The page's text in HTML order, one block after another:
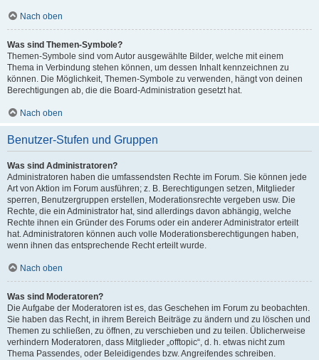
Nach oben
Was sind Themen-Symbole?
Themen-Symbole sind vom Autor ausgewählte Bilder, welche mit einem
Thema in Verbindung stehen können, um dessen Inhalt kennzeichnen zu
können. Die Möglichkeit, Themen-Symbole zu verwenden, hängt von deinen
Berechtigungen ab, die die Board-Administration gesetzt hat.
Nach oben
Benutzer-Stufen und Gruppen
Was sind Administratoren?
Administratoren haben die umfassendsten Rechte im Forum. Sie können jede
Art von Aktion im Forum ausführen; z. B. Berechtigungen setzen, Mitglieder
sperren, Benutzergruppen erstellen, Moderationsrechte vergeben usw. Die
Rechte, die ein Administrator hat, sind allerdings davon abhängig, welche
Rechte ihnen ein Gründer des Forums oder ein anderer Administrator erteilt
hat. Administratoren können auch volle Moderationsberechtigungen haben,
wenn ihnen das entsprechende Recht erteilt wurde.
Nach oben
Was sind Moderatoren?
Die Aufgabe der Moderatoren ist es, das Geschehen im Forum zu beobachten.
Sie haben das Recht, in ihrem Bereich Beiträge zu ändern und zu löschen und
Themen zu schließen, zu öffnen, zu verschieben und zu teilen. Üblicherweise
verhindern Moderatoren, dass Mitglieder „offtopic“, d. h. etwas nicht zum
Thema Passendes, oder Beleidigendes bzw. Angreifendes schreiben.